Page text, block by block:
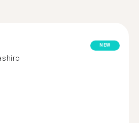
NEW